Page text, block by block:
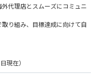
回答、見積確認、受注フォロ
せ対応など）
らの来客対応) - 海外顧客の工
代理店の営業担当者・技術担
・分析 - マーケティング施策
代理店とスムーズにコミュニ
り組み、目標達成に向けて自
携し、協力して業務を進めら
に挑戦し、変化を楽しめる方
現在）